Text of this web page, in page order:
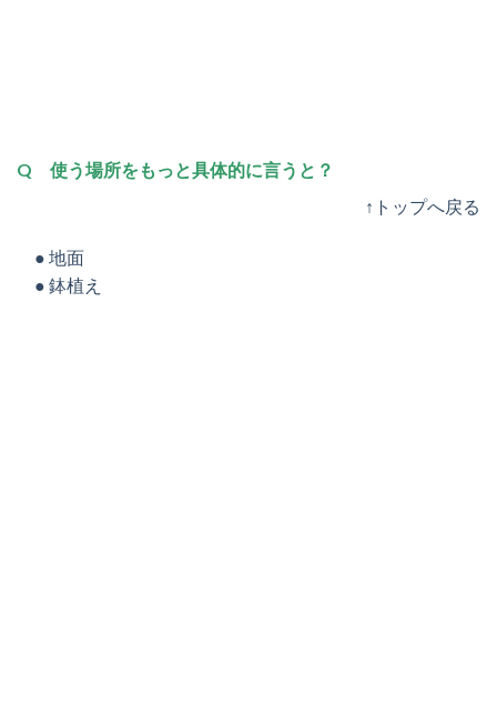
Q 使う場所をもっと具体的に言うと？
↑トップへ戻る
● 地面
● 鉢植え